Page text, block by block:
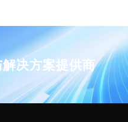
决方案提供商